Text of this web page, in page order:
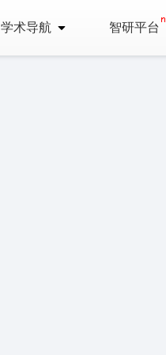
学术导航 智研平台